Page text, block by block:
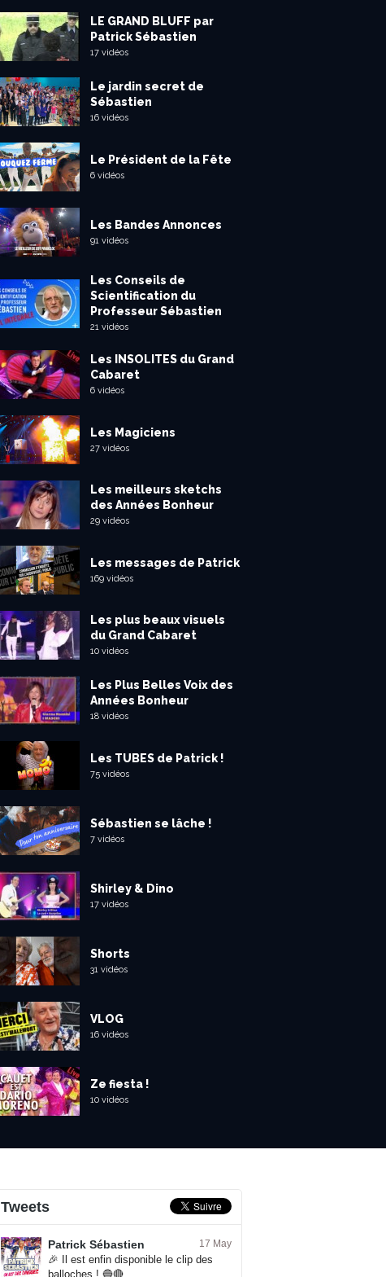
LE GRAND BLUFF par
Patrick Sébastien
17 vidéos
Le jardin secret de
Sébastien
16 vidéos
Le Président de la Fête
6 vidéos
Les Bandes Annonces
91 vidéos
Les Conseils de
Scientification du
Professeur Sébastien
21 vidéos
Les INSOLITES du Grand
Cabaret
6 vidéos
Les Magiciens
27 vidéos
Les meilleurs sketchs
des Années Bonheur
29 vidéos
Les messages de Patrick
169 vidéos
Les plus beaux visuels
du Grand Cabaret
10 vidéos
Les Plus Belles Voix des
Années Bonheur
18 vidéos
Les TUBES de Patrick !
75 vidéos
Sébastien se lâche !
7 vidéos
Shirley & Dino
17 vidéos
Shorts
31 vidéos
VLOG
16 vidéos
Ze fiesta !
10 vidéos
Tweets
Patrick Sébastien 17 May
🎉 Il est enfin disponible le clip des
balloches ! 🔵🔴